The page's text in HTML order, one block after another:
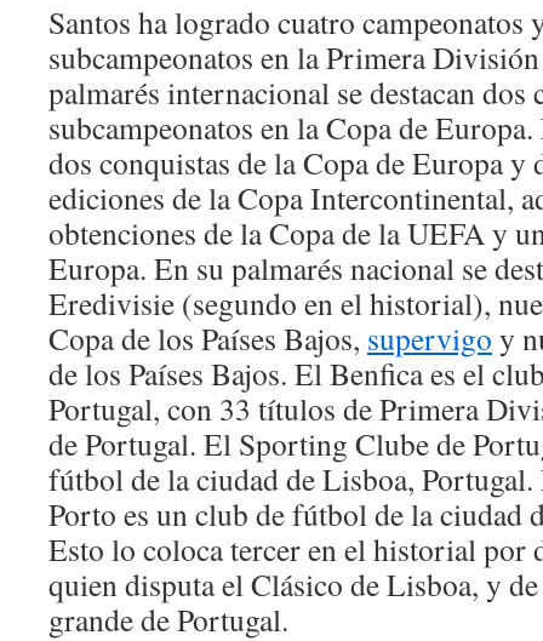
Santos ha logrado cuatro campeonatos
subcampeonatos en la Primera
palmarés internacional se destacan
subcampeonatos en la Copa de
dos conquistas de la Copa de Europa y
ediciones de la Copa Intercontinental,
obtenciones de la Copa de la UEFA y
Europa. En su palmarés nacional se
Eredivisie (segundo en el historial),
Copa de los Países Bajos, supervigo y
de los Países Bajos. El Benfica es el
Portugal, con 33 títulos de Primera
de Portugal. El Sporting Clube de
fútbol de la ciudad de Lisboa,
Porto es un club de fútbol de la ciudad
Esto lo coloca tercer en el historial por
quien disputa el Clásico de Lisboa, y
grande de Portugal.